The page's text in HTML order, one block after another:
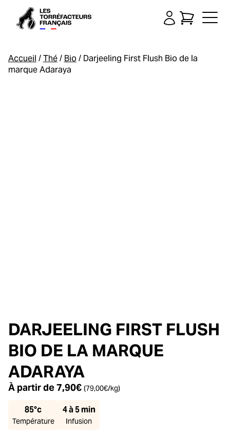
Accueil /Thé/ Bio/ Darjeeling First Flush Bio de la
marque Adaraya
DARJEELING FIRST FLUSH
BIO DE LA MARQUE
ADARAYA
À partir de7,90€ (79,00€/kg)
85°c
Température
4 à 5 min
Infusion